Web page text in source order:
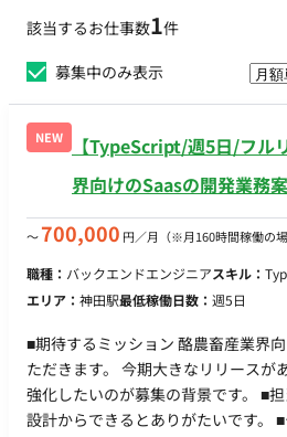
該当するお仕事数1件
募集中のみ表示
NEW
【TypeScript/週5日/フル
界向けのSaasの開発業務
〜700,000 円／月 （※月160時間稼働の
職種： バックエンドエンジニアスキル：
エリア： 神田駅最低稼働日数： 週5日
■期待するミッション 酪農畜産業界
ただきます。 今期大きなリリースが
強化したいのが募集の背景です。 ■担当工程（業務範囲） 基本
設計からできるとありがたいです。 ■チーム体制 PO（社員）